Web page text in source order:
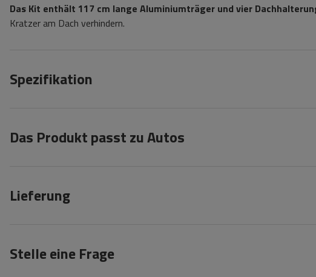
Das Kit enthält 117 cm lange Aluminiumträger und vier
Kratzer am Dach verhindern.
Spezifikation
Das Produkt passt zu Autos
Lieferung
Stelle eine Frage